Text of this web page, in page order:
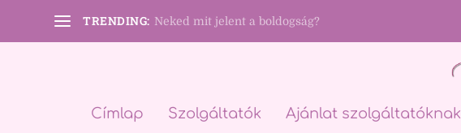
TRENDING: Neked mit jelent a boldogság?
Címlap Szolgáltatók Ajánlat szolgáltatóknak